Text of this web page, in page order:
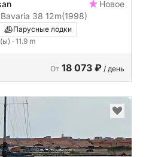
Новое
38 12m(1998)
Парусные лодки
· 11.9 m
От 18 073 ₽ / день